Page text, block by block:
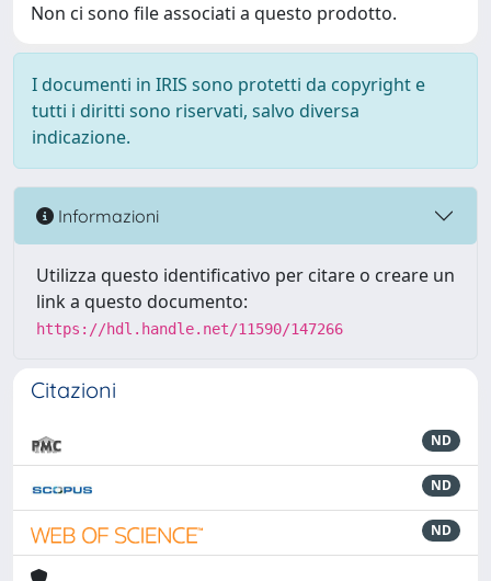
Non ci sono file associati a questo prodotto.
I documenti in IRIS sono protetti da copyright e
tutti i diritti sono riservati, salvo diversa
indicazione.
Informazioni
Utilizza questo identificativo per citare o creare un
link a questo documento:
https://hdl.handle.net/11590/147266
Citazioni
ND
ND
ND